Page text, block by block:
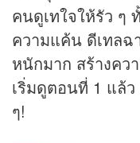
คนดูเทใจให้รัว ๆ
ความแค้น ดีเทล
หนักมาก สร้างคว
เริ่มดูตอนที่ 1 แล้
ๆ!